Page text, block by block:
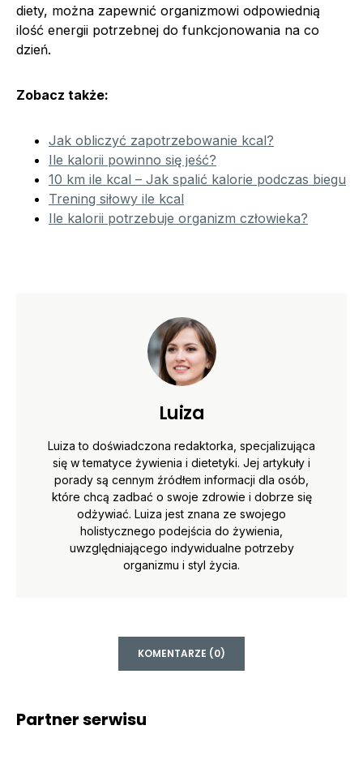
diety, można zapewnić organizmowi odpowiednią
ilość energii potrzebnej do funkcjonowania na co
dzień.
Zobacz także:
Jak obliczyć zapotrzebowanie kcal?
Ile kalorii powinno się jeść?
10 km ile kcal – Jak spalić kalorie podczas biegu
Trening siłowy ile kcal
Ile kalorii potrzebuje organizm człowieka?
Luiza
Luiza to doświadczona redaktorka, specjalizująca
się w tematyce żywienia i dietetyki. Jej artykuły i
porady są cennym źródłem informacji dla osób,
które chcą zadbać o swoje zdrowie i dobrze się
odżywiać. Luiza jest znana ze swojego
holistycznego podejścia do żywienia,
uwzględniającego indywidualne potrzeby
organizmu i styl życia.
KOMENTARZE (0)
Partner serwisu